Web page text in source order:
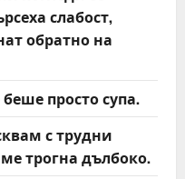
слабост,
обратно на
просто супа.
с трудни
трогна дълбоко.